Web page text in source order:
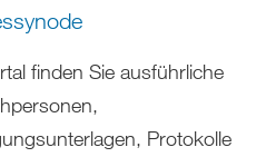
finden Sie ausführliche
Protokolle